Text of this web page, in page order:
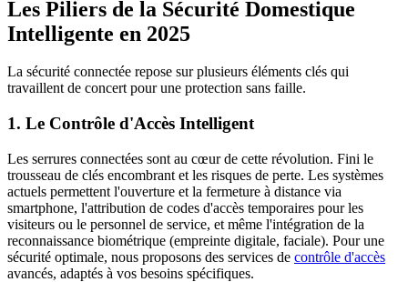
Les Piliers de la Sécurité Domestique
Intelligente en 2025
La sécurité connectée repose sur plusieurs éléments clés qui
travaillent de concert pour une protection sans faille.
1. Le Contrôle d'Accès Intelligent
Les serrures connectées sont au cœur de cette révolution. Fini le
trousseau de clés encombrant et les risques de perte. Les systèmes
actuels permettent l'ouverture et la fermeture à distance via
smartphone, l'attribution de codes d'accès temporaires pour les
visiteurs ou le personnel de service, et même l'intégration de la
reconnaissance biométrique (empreinte digitale, faciale). Pour une
sécurité optimale, nous proposons des services de contrôle d'accès
avancés, adaptés à vos besoins spécifiques.